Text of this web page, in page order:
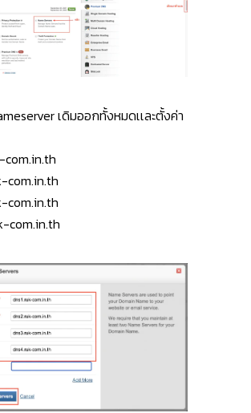
เดิมออกทั้งหมดเเละตั้งค่า
com.in.th
com.in.th
com.in.th
com.in.th